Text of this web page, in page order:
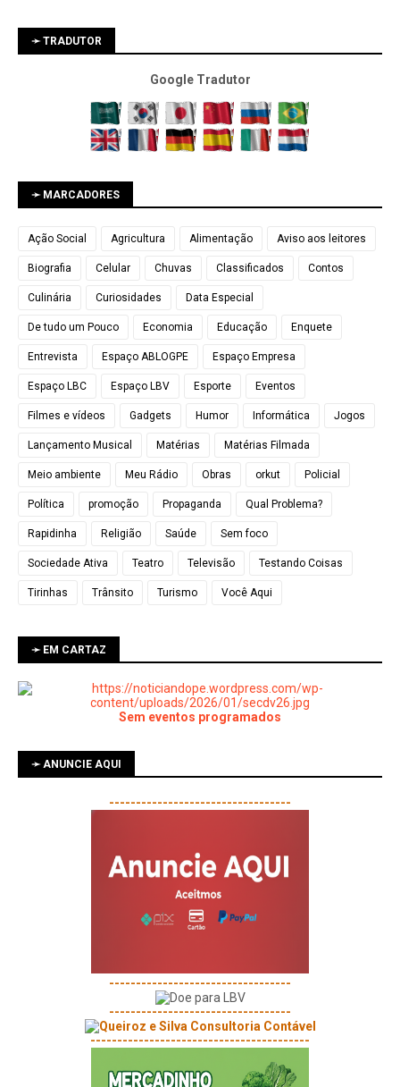
➛ TRADUTOR
Google Tradutor
➛ MARCADORES
Ação Social Agricultura Alimentação Aviso aos leitores
Biografia Celular Chuvas Classificados Contos
Culinária Curiosidades Data Especial
De tudo um Pouco Economia Educação Enquete
Entrevista Espaço ABLOGPE Espaço Empresa
Espaço LBC Espaço LBV Esporte Eventos
Filmes e vídeos Gadgets Humor Informática Jogos
Lançamento Musical Matérias Matérias Filmada
Meio ambiente Meu Rádio Obras orkut Policial
Política promoção Propaganda Qual Problema?
Rapidinha Religião Saúde Sem foco
Sociedade Ativa Teatro Televisão Testando Coisas
Tirinhas Trânsito Turismo Você Aqui
➛ EM CARTAZ
Sem eventos programados
➛ ANUNCIE AQUI
----------------------------------
----------------------------------
----------------------------------
-----------------------------------------